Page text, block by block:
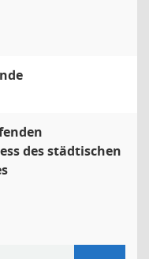
des städtischen